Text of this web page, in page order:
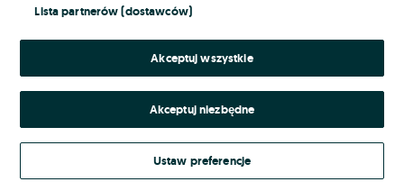
Nie pamiętasz hasła?
Zaloguj się
Kontynuując za pośrednictwem jednego z dostawców wskazanych powyżej,
Regulamin serwisuOLX.pl w jego aktualnym brzmieniu.
Lista partnerów (dostawców)
Akceptuj wszystkie
Akceptuj niezbędne
Ustaw preferencje